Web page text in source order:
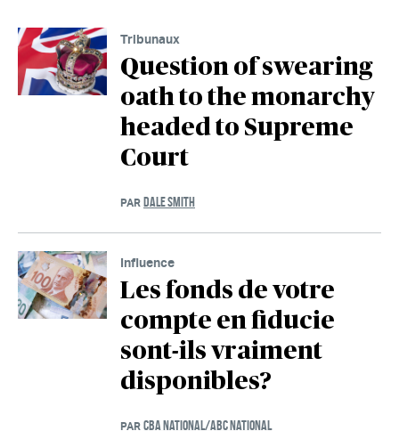
Tribunaux
Question of swearing
oath to the monarchy
headed to Supreme
Court
PAR DALE SMITH
Influence
Les fonds de votre
compte en fiducie
sont-ils vraiment
disponibles?
PAR CBA NATIONAL/ABC NATIONAL